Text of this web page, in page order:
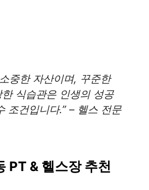
중한 자산이며, 꾸준한
식습관은 인생의 성공
조건입니다.” – 헬스 전문
PT & 헬스장 추천